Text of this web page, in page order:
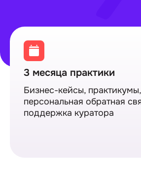
3 месяца практики
Бизнес-кейсы, практикумы,
персональная обратная
поддержка куратора